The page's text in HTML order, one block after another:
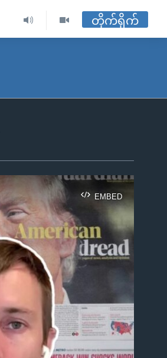
တိုက်ရိုက်
EMBED